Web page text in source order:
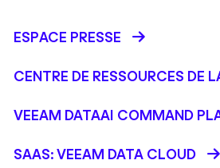
ESPACE PRESSE
CENTRE DE RESSOURCES DE
VEEAM DATAAI COMMAND
SAAS: VEEAM DATA CLOUD